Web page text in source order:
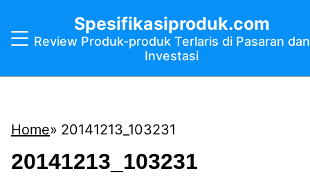
Spesifikasiproduk.com
Review Produk-produk Terlaris di Pasaran dan
Investasi
Home 20141213_103231
20141213_103231